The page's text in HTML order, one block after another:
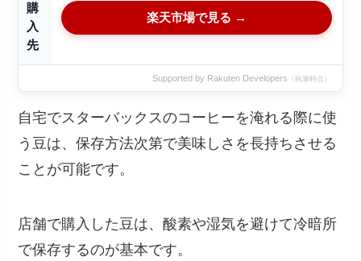
購
入
先
楽天市場で見る →
Supported by Rakuten Developers （執筆時点）
自宅でスターバックスのコーヒーを淹れる際に使
う豆は、保存方法次第で美味しさを長持ちさせる
ことが可能です。
店舗で購入した豆は、酸素や湿気を避けて冷暗所
で保存するのが基本です。